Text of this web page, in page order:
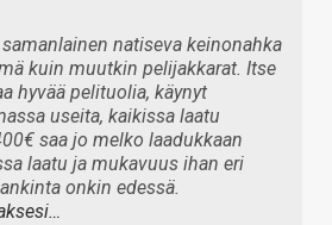
natiseva keinonahka
kuin muutkin pelijakkarat. Itse
hyvää pelituolia, käynyt
useita, kaikissa laatu
saa jo melko laadukkaan
laatu ja mukavuus ihan eri
onkin edessä.